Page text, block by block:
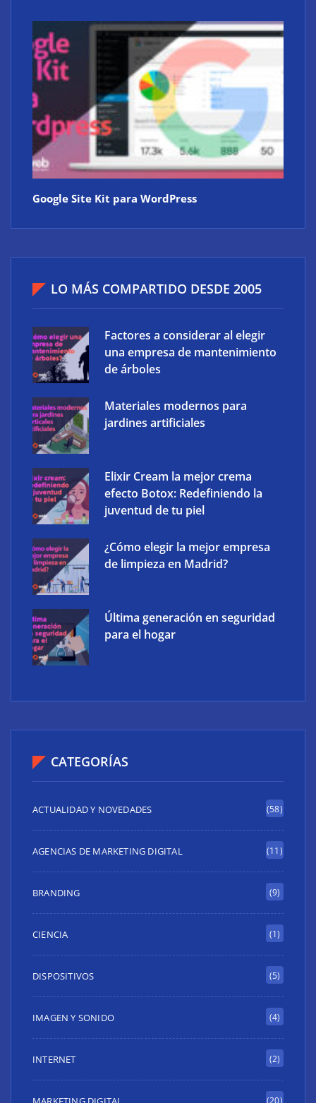
Google Site Kit para WordPress
LO MÁS COMPARTIDO DESDE 2005
Factores a considerar al elegir
una empresa de mantenimiento
de árboles
Materiales modernos para
jardines artificiales
Elixir Cream la mejor crema
efecto Botox: Redefiniendo la
juventud de tu piel
¿Cómo elegir la mejor empresa
de limpieza en Madrid?
Última generación en seguridad
para el hogar
CATEGORÍAS
ACTUALIDAD Y NOVEDADES (58)
AGENCIAS DE MARKETING DIGITAL (11)
BRANDING (9)
CIENCIA (1)
DISPOSITIVOS (5)
IMAGEN Y SONIDO (4)
INTERNET (2)
(20)